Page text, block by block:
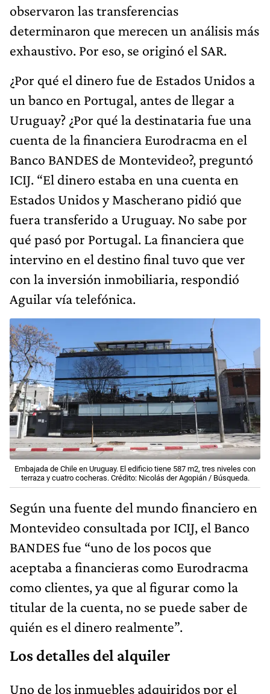
observaron las transferencias
determinaron que merecen un análisis más
exhaustivo. Por eso, se originó el SAR.
¿Por qué el dinero fue de Estados Unidos a
un banco en Portugal, antes de llegar a
Uruguay? ¿Por qué la destinataria fue una
cuenta de la financiera Eurodracma en el
Banco BANDES de Montevideo?, preguntó
ICIJ. “El dinero estaba en una cuenta en
Estados Unidos y Mascherano pidió que
fuera transferido a Uruguay. No sabe por
qué pasó por Portugal. La financiera que
intervino en el destino final tuvo que ver
con la inversión inmobiliaria, respondió
Aguilar vía telefónica.
Embajada de Chile en Uruguay. El edificio tiene 587 m2, tres niveles con
terraza y cuatro cocheras. Crédito: Nicolás der Agopián / Búsqueda.
Según una fuente del mundo financiero en
Montevideo consultada por ICIJ, el Banco
BANDES fue “uno de los pocos que
aceptaba a financieras como Eurodracma
como clientes, ya que al figurar como la
titular de la cuenta, no se puede saber de
quién es el dinero realmente”.
Los detalles del alquiler
Uno de los inmuebles adquiridos por el